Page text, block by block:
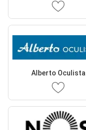
Alberto Oculista